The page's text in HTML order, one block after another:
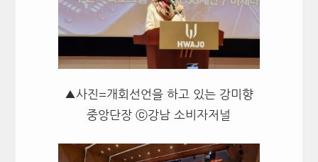
▲사진=개회선언을 하고 있는 강미향
중앙단장 ⓒ강남 소비자저널